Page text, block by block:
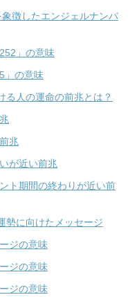
徴したエンジェルナンバ
」の意味
」の意味
る人の運命の前兆とは？
兆
が近い前兆
ト期間の終わりが近い前
勢に向けたメッセージ
ジの意味
ジの意味
ジの意味